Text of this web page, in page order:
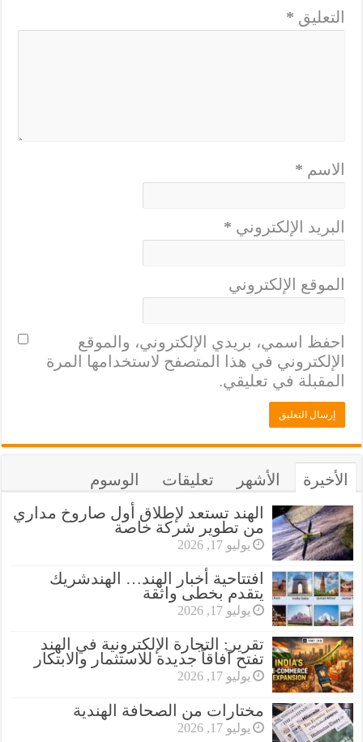
التعليق *
الاسم *
البريد الإلكتروني *
الموقع الإلكتروني
احفظ اسمي، بريدي الإلكتروني، والموقع
الإلكتروني في هذا المتصفح لاستخدامها المرة
المقبلة في تعليقي.
الأخيرة الأشهر تعليقات
الوسوم
الهند تستعد لإطلاق أول صاروخ مداري
من تطوير شركة خاصة
يوليو 17, 2026
افتتاحية أخبار الهند… الهندشريك
يتقدم بخطى واثقة
يوليو 17, 2026
تقرير: التجارة الإلكترونية في الهند
تفتح آفاقاً جديدة للاستثمار والابتكار
يوليو 17, 2026
مختارات من الصحافة الهندية
يوليو 17, 2026